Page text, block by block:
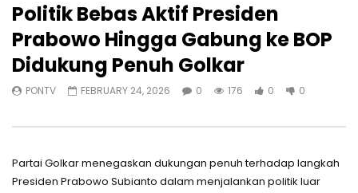
Politik Bebas Aktif Presiden
Prabowo Hingga Gabung ke BOP
Didukung Penuh Golkar
PONTV FEBRUARY 24, 2026 0 176 0 0
Partai Golkar menegaskan dukungan penuh terhadap langkah
Presiden Prabowo Subianto dalam menjalankan politik luar